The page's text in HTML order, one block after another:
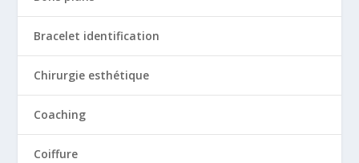
Bracelet identification
Chirurgie esthétique
Coaching
Coiffure